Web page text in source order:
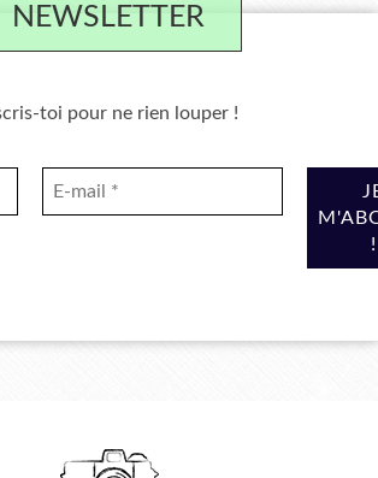
NEWSLETTER
toi pour ne rien louper !